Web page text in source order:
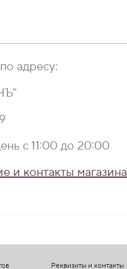
адресу:
с 11:00 до 20:00
и контакты магазина
Реквизиты и контакты